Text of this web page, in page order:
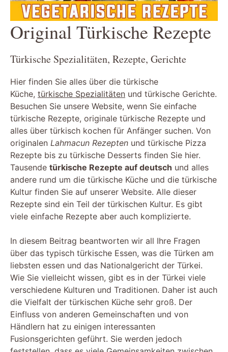
Original Türkische Rezepte
Türkische Spezialitäten, Rezepte, Gerichte
Hier finden Sie alles über die türkische
Küche, türkische Spezialitäten und türkische Gerichte.
Besuchen Sie unsere Website, wenn Sie einfache
türkische Rezepte, originale türkische Rezepte und
alles über türkisch kochen für Anfänger suchen. Von
originalen Lahmacun Rezepten und türkische Pizza
Rezepte bis zu türkische Desserts finden Sie hier.
Tausende türkische Rezepte auf deutsch und alles
andere rund um die türkische Küche und die türkische
Kultur finden Sie auf unserer Website. Alle dieser
Rezepte sind ein Teil der türkischen Kultur. Es gibt
viele einfache Rezepte aber auch komplizierte.
In diesem Beitrag beantworten wir all Ihre Fragen
über das typisch türkische Essen, was die Türken am
liebsten essen und das Nationalgericht der Türkei.
Wie Sie vielleicht wissen, gibt es in der Türkei viele
verschiedene Kulturen und Traditionen. Daher ist auch
die Vielfalt der türkischen Küche sehr groß. Der
Einfluss von anderen Gemeinschaften und von
Händlern hat zu einigen interessanten
Fusionsgerichten geführt. Sie werden jedoch